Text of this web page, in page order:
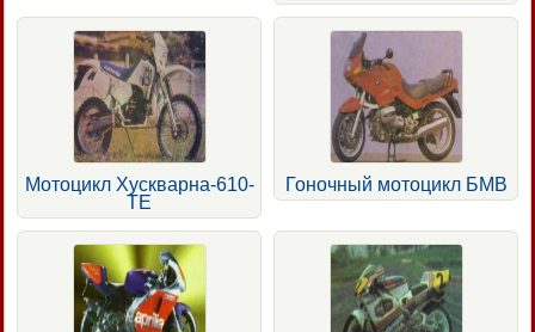
Мотоцикл Хускварна-610-
ТЕ
Гоночный мотоцикл БМВ